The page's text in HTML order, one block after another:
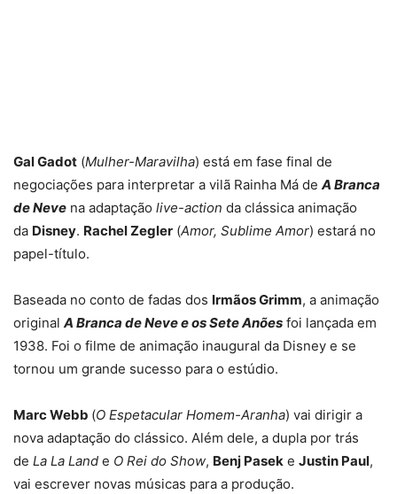
Gal Gadot (Mulher-Maravilha) está em fase final de
negociações para interpretar a vilã Rainha Má de A Branca
de Neve na adaptação live-action da clássica animação
da Disney. Rachel Zegler (Amor, Sublime Amor) estará no
papel-título.
Baseada no conto de fadas dos Irmãos Grimm, a animação
original A Branca de Neve e os Sete Anões foi lançada em
1938. Foi o filme de animação inaugural da Disney e se
tornou um grande sucesso para o estúdio.
Marc Webb (O Espetacular Homem-Aranha) vai dirigir a
nova adaptação do clássico. Além dele, a dupla por trás
de La La Land e O Rei do Show, Benj Pasek e Justin Paul,
vai escrever novas músicas para a produção.